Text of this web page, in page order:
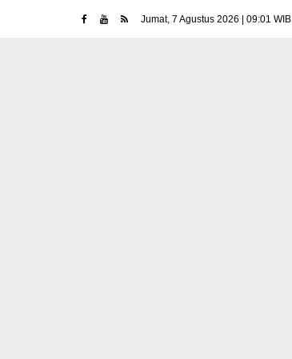
Jumat, 7 Agustus 2026 | 09:01 WIB